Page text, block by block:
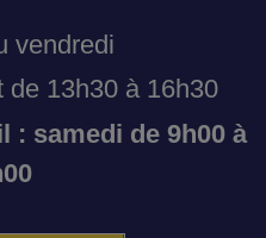
vendredi
de 13h30 à 16h30
: samedi de 9h00 à